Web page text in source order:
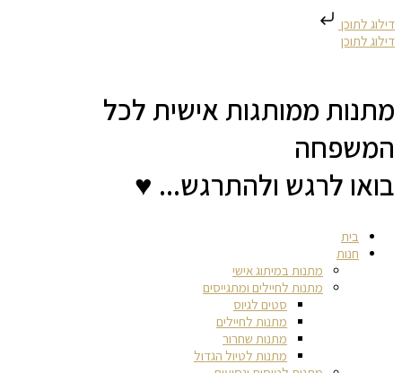
דילוג לתוכן
דילוג לתוכן
מתנות ממותגות אישית לכל
המשפחה
בואו לרגש ולהתרגש... ♥
בית
חנות
מתנות במיתוג אישי
מתנות לחיילים ומתגייסים
סטים לגיוס
מתנות לחיילים
מתנות שחרור
מתנות לטיול הגדול